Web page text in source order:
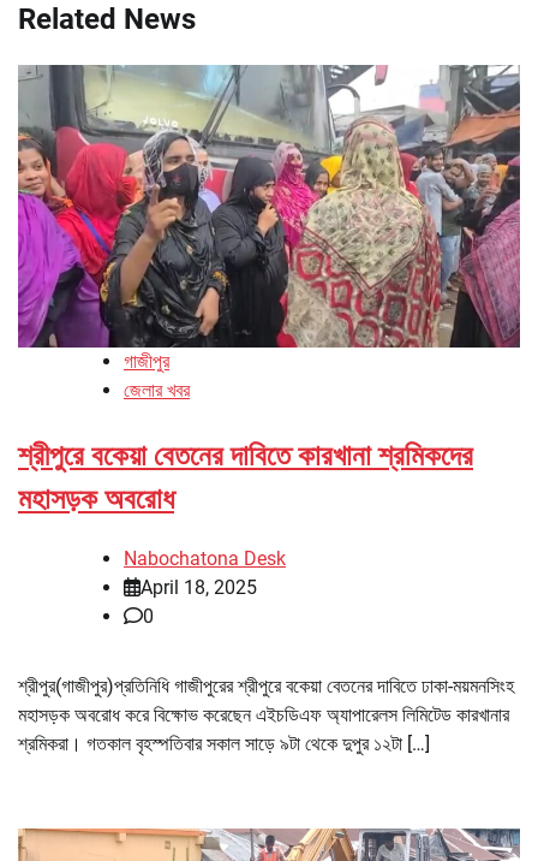
Related News
গাজীপুর
জেলার খবর
শ্রীপুরে বকেয়া বেতনের দাবিতে কারখানা শ্রমিকদের
মহাসড়ক অবরোধ
Nabochatona Desk
April 18, 2025
0
শ্রীপুর(গাজীপুর)প্রতিনিধি গাজীপুরের শ্রীপুরে বকেয়া বেতনের দাবিতে ঢাকা-ময়মনসিংহ
মহাসড়ক অবরোধ করে বিক্ষোভ করেছেন এইচডিএফ অ্যাপারেলস লিমিটেড কারখানার
শ্রমিকরা। গতকাল বৃহস্পতিবার সকাল সাড়ে ৯টা থেকে দুপুর ১২টা […]